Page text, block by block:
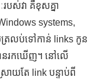
បស់វា គឺខុសគ្នា
systems,
ប់ត្រលប់ទៅកាន់ links កូន
នរកឃើញ។ នៅលើ
ាយតែ link បន្ទាប់ពី